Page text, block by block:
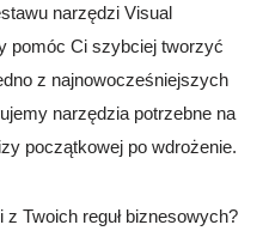
narzędzi Visual
pomóc Ci szybciej tworzyć
z najnowocześniejszych
narzędzia potrzebne na
początkowej po wdrożenie.
Twoich reguł biznesowych?